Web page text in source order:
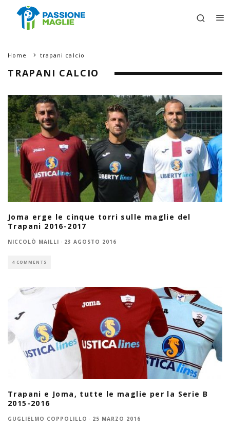
Home trapani calcio
TRAPANI CALCIO
Joma erge le cinque torri sulle maglie del
Trapani 2016-2017
NICCOLÒ MAILLI · 23 AGOSTO 2016
4 COMMENTS
Trapani e Joma, tutte le maglie per la Serie B
2015-2016
GUGLIELMO COPPOLILLO · 25 MARZO 2016